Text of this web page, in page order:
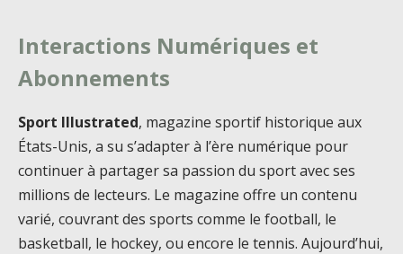
Interactions Numériques et
Abonnements
Sport Illustrated, magazine sportif historique aux
États-Unis, a su s’adapter à l’ère numérique pour
continuer à partager sa passion du sport avec ses
millions de lecteurs. Le magazine offre un contenu
varié, couvrant des sports comme le football, le
basketball, le hockey, ou encore le tennis. Aujourd’hui,